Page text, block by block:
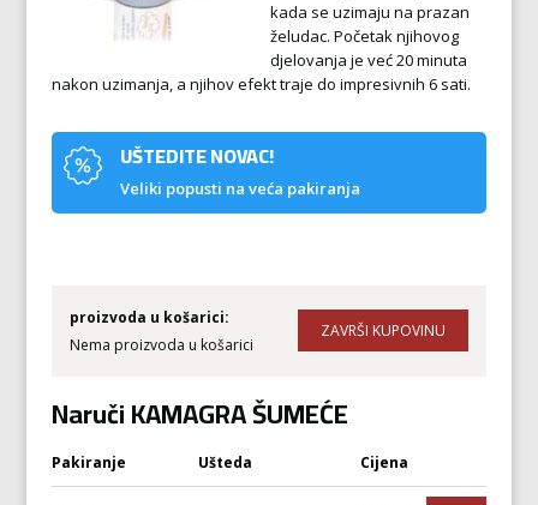
kada se uzimaju na prazan
želudac. Početak njihovog
djelovanja je već 20 minuta
nakon uzimanja, a njihov efekt traje do impresivnih 6 sati.
UŠTEDITE NOVAC!
Veliki popusti na veća pakiranja
proizvoda u košarici:
Nema proizvoda u košarici
Naruči KAMAGRA ŠUMEĆE
Pakiranje Ušteda Cijena